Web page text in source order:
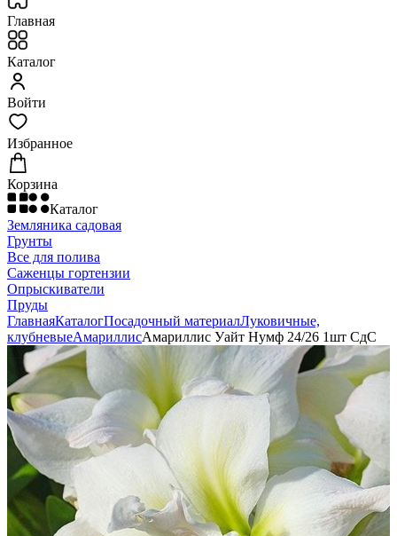
Главная
Каталог
Войти
Избранное
Корзина
Каталог
Земляника садовая
Грунты
Все для полива
Саженцы гортензии
Опрыскиватели
Пруды
ГлавнаяКаталогПосадочный материалЛуковичные,
клубневыеАмариллисАмариллис Уайт Нумф 24/26 1шт СдС